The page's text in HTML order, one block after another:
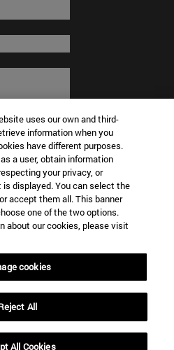
uses our own and third-
information when you
have different purposes.
a user, obtain information
your privacy, or
displayed. You can select the
accept them all. This banner
one of the two options.
about our cookies, please visit
cookies
All
All Cookies